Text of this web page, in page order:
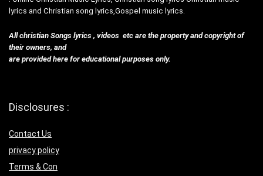
lyrics and Christian song lyrics,Gospel music lyrics.
All christian Songs lyrics , videos etc are the property and copyright of
their owners, and
are provided here for educational purposes only.
Disclosures :
Contact Us
privacy policy
Terms & Con